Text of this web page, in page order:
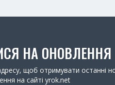
НА ОНОВЛЕННЯ
щоб отримувати останні
на сайті yrok.net